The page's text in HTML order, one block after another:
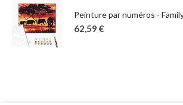
Peinture par numéros -
62,59 €